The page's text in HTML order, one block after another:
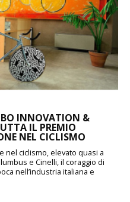
INNOVATION &
IL PREMIO
NEL CICLISMO
nel ciclismo, elevato quasi a
e Cinelli, il coraggio di
nell’industria italiana e